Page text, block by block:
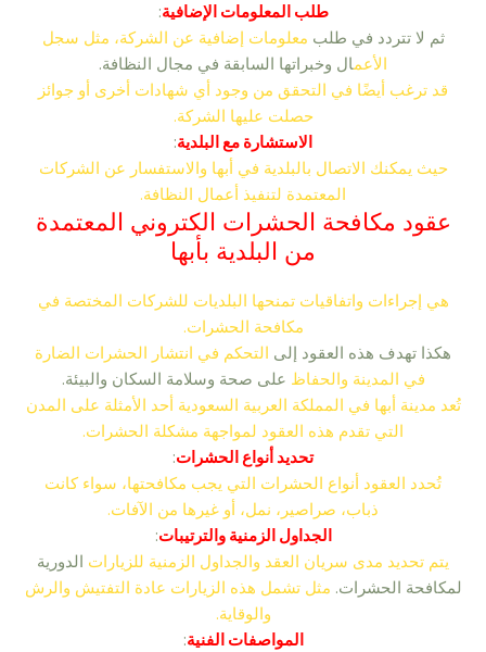
طلب المعلومات الإضافية:
ثم لا تتردد في طلب معلومات إضافية عن الشركة، مثل سجل
الأعمال وخبراتها السابقة في مجال النظافة.
قد ترغب أيضًا في التحقق من وجود أي شهادات أخرى أو جوائز
حصلت عليها الشركة.
الاستشارة مع البلدية:
حيث يمكنك الاتصال بالبلدية في أبها والاستفسار عن الشركات
المعتمدة لتنفيذ أعمال النظافة.
عقود مكافحة الحشرات الكتروني المعتمدة
من البلدية بأبها
هي إجراءات واتفاقيات تمنحها البلديات للشركات المختصة في
مكافحة الحشرات.
هكذا تهدف هذه العقود إلى التحكم في انتشار الحشرات الضارة
في المدينة والحفاظ على صحة وسلامة السكان والبيئة.
تُعد مدينة أبها في المملكة العربية السعودية أحد الأمثلة على المدن
التي تقدم هذه العقود لمواجهة مشكلة الحشرات.
تحديد أنواع الحشرات:
تُحدد العقود أنواع الحشرات التي يجب مكافحتها، سواء كانت
ذباب، صراصير، نمل، أو غيرها من الآفات.
الجداول الزمنية والترتيبات:
يتم تحديد مدى سريان العقد والجداول الزمنية للزيارات الدورية
لمكافحة الحشرات. مثل تشمل هذه الزيارات عادة التفتيش والرش
والوقاية.
المواصفات الفنية: